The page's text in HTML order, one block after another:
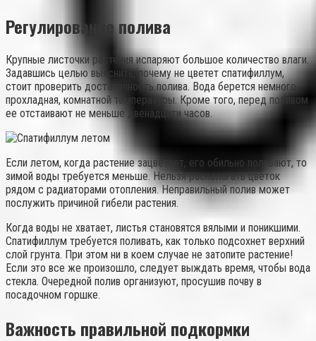
Регулирование полива
Крупные листочки растения испаряют большое количество влаги.
Задавшись целью выяснить, почему не цветет спатифиллум,
стоит проверить достаточность полива. Вода берется немного
прохладная, комнатной температуры. Кроме того, перед поливом
ее отстаивают не меньше двенадцати часов.
Если летом, когда растение зацветает, его обильно поливают, то
зимой воды требуется меньше. Нельзя располагать цветок
рядом с радиаторами отопления. Неправильный полив может
послужить причиной гибели растения.
Когда воды не хватает, листья становятся вялыми и поникшими.
Спатифиллум требуется поливать, как только подсохнет верхний
слой грунта. При этом ни в коем случае не затопите растение!
Если это все же произошло, следует выждать время, чтобы вода
стекла. Очередной полив организуют, просушив почву в
посадочном горшке.
Важность правильной подкормки